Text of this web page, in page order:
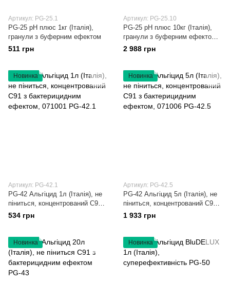
Артикул: PG-25.1
PG-25 рН плюс 1кг (Італія),
гранули з буферним ефектом
511 грн
Артикул: PG-25.10
PG-25 рН плюс 10кг (Італія),
гранули з буферним ефектом,
063025 PG-25.10
2 988 грн
Новинка
Артикул: PG-42.1
PG-42 Альгіцид 1л (Італія), не
піниться, концентрований С91 з
бактерицидним ефектом,
071001 PG-42.1
534 грн
Новинка
Артикул: PG-42.5
PG-42 Альгіцид 5л (Італія), не
піниться, концентрований С91 з
бактерицидним ефектом,
071006 PG-42.5
1 933 грн
Новинка Новинка